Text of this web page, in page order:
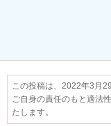
この投稿は、2022年3月
ご自身の責任のもと適法
たします。